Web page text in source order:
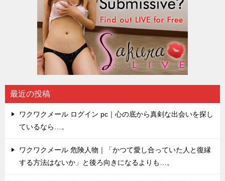
最近の投稿
ワクワクメール ログイン pc｜心の底から真剣な出会いを探し
ているなら…。
ワクワクメール 危険人物｜「かつて愛し合っていた人と復縁
する方法はないか」と後ろ向きになるよりも…。